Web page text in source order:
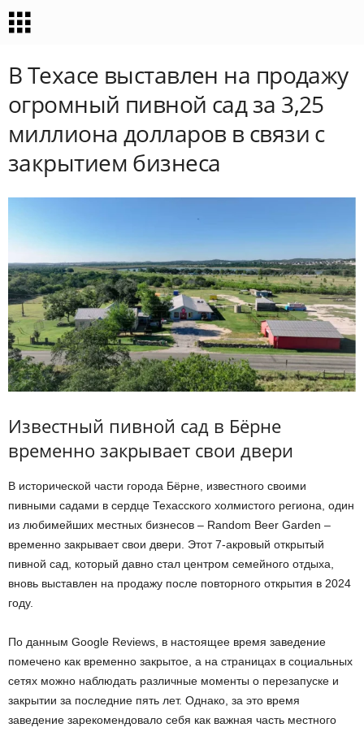
В Техасе выставлен на продажу
огромный пивной сад за 3,25
миллиона долларов в связи с
закрытием бизнеса
Известный пивной сад в Бёрне
временно закрывает свои двери
В исторической части города Бёрне, известного своими
пивными садами в сердце Техасского холмистого региона, один
из любимейших местных бизнесов – Random Beer Garden –
временно закрывает свои двери. Этот 7-акровый открытый
пивной сад, который давно стал центром семейного отдыха,
вновь выставлен на продажу после повторного открытия в 2024
году.
По данным Google Reviews, в настоящее время заведение
помечено как временно закрытое, а на страницах в социальных
сетях можно наблюдать различные моменты о перезапуске и
закрытии за последние пять лет. Однако, за это время
заведение зарекомендовало себя как важная часть местного